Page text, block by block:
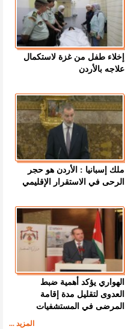
إخلاء طفل من غزة لاستكمال
علاجه بالأردن
ملك إسبانيا : الأردن هو حجر
الرحى في الاستقرار الإقليمي
الهواري يؤكد أهمية ضبط
العدوى لتقليل مدة إقامة
المرضى في المستشفيات
المزيد ...